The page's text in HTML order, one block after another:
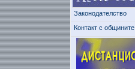
Законодателство
Контакт с общините